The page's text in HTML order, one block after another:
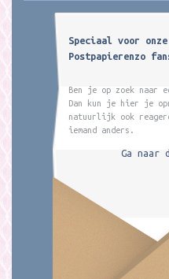
Speciaal voor onze
Postpapierenzo
Ben je op zoek naar
Dan kun je hier je
natuurlijk ook
iemand anders.
Ga naar